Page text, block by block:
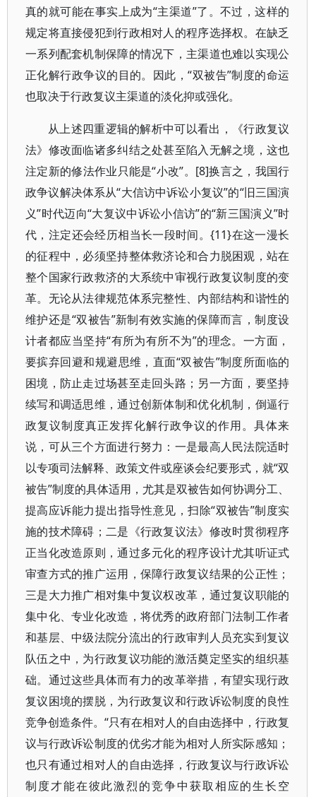
真的就可能在事实上成为“主渠道”了。不过，这样的
规定将直接侵犯到行政相对人的程序选择权。在缺乏
一系列配套机制保障的情况下，主渠道也难以实现公
正化解行政争议的目的。因此，“双被告”制度的命运
也取决于行政复议主渠道的淡化抑或强化。
从上述四重逻辑的解析中可以看出，《行政复议
法》修改面临诸多纠结之处甚至陷入无解之境，这也
注定新的修法作业只能是“小改”。[8]换言之，我国行
政争议解决体系从“大信访中诉讼小复议”的“旧三国演
义”时代迈向“大复议中诉讼小信访”的“新三国演义”时
代，注定还会经历相当长一段时间。{11}在这一漫长
的征程中，必须坚持整体救济论和合力脱困观，站在
整个国家行政救济的大系统中审视行政复议制度的变
革。无论从法律规范体系完整性、内部结构和谐性的
维护还是“双被告”新制有效实施的保障而言，制度设
计者都应当坚持“有所为有所不为”的理念。一方面，
要摈弃回避和规避思维，直面“双被告”制度所面临的
困境，防止走过场甚至走回头路；另一方面，要坚持
续写和调适思维，通过创新体制和优化机制，倒逼行
政复议制度真正发挥化解行政争议的作用。具体来
说，可从三个方面进行努力：一是最高人民法院适时
以专项司法解释、政策文件或座谈会纪要形式，就“双
被告”制度的具体适用，尤其是双被告如何协调分工、
提高应诉能力提出指导性意见，扫除“双被告”制度实
施的技术障碍；二是《行政复议法》修改时贯彻程序
正当化改造原则，通过多元化的程序设计尤其听证式
审查方式的推广运用，保障行政复议结果的公正性；
三是大力推广相对集中复议权改革，通过复议职能的
集中化、专业化改造，将优秀的政府部门法制工作者
和基层、中级法院分流出的行政审判人员充实到复议
队伍之中，为行政复议功能的激活奠定坚实的组织基
础。通过这些具体而有力的改革举措，有望实现行政
复议困境的摆脱，为行政复议和行政诉讼制度的良性
竞争创造条件。“只有在相对人的自由选择中，行政复
议与行政诉讼制度的优劣才能为相对人所实际感知；
也只有通过相对人的自由选择，行政复议与行政诉讼
制度才能在彼此激烈的竞争中获取相应的生长空